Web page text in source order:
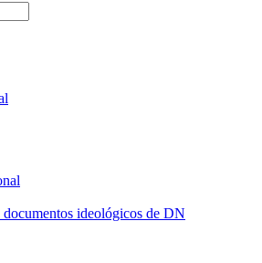
documentos ideológicos de DN